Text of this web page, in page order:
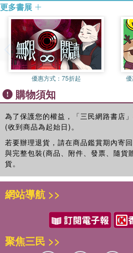
更多書展
優惠方式： 75折起 優
購物須知
為了保護您的權益，「三民網路書店」
(收到商品為起始日)。
若要辦理退貨，請在商品鑑賞期內寄
與完整包裝(商品、附件、發票、隨貨
貨。
網站導航 >>
聚焦三民 >>